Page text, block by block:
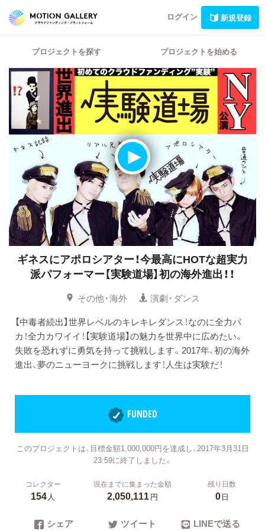
ログイン 新規登録
プロジェクトを探す プロジェクトを始める
ギネスにアポロシアター！今最高にHOTな超実力
派パフォーマー【実験道場】初の海外進出！！
その他・海外
演劇・ダンス
【中毒者続出】世界レベルのキレキレダンス！なのに全力バ
カ！全力カワイイ！【実験道場】の魅力を世界中に広めたい。
失敗を恐れずに勇気を持って挑戦します。2017年、初の海外
進出、夢のニューヨークに挑戦します！人生は実験だ！
FUNDED
このプロジェクトは、目標金額1,000,000円を達成し、2017年3月31日
23:59に終了しました。
コレクター
154人
現在までに集まった金額
2,050,111円
残り日数
0日
シェア ツイート LINEで送る